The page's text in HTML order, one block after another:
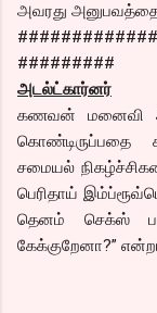
அவரது
#########
அடல்ட்கார்னர்
கணவன் மனைவி
கொண்டிருப்பதை
சமையல்
பெரிதாய்
தெனம் செக்ஸ்
கேக்குறேனா?”